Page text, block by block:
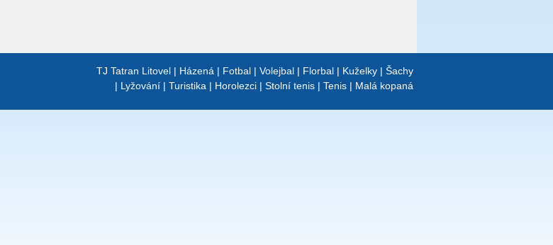
TJ Tatran Litovel | Házená | Fotbal | Volejbal | Florbal | Kuželky | Šachy
| Lyžování | Turistika | Horolezci | Stolní tenis | Tenis | Malá kopaná